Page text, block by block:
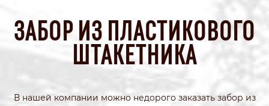
ЗАБОР ИЗ ПЛАСТИКОВОГО
ШТАКЕТНИКА
В нашей компании можно недорого заказать забор из